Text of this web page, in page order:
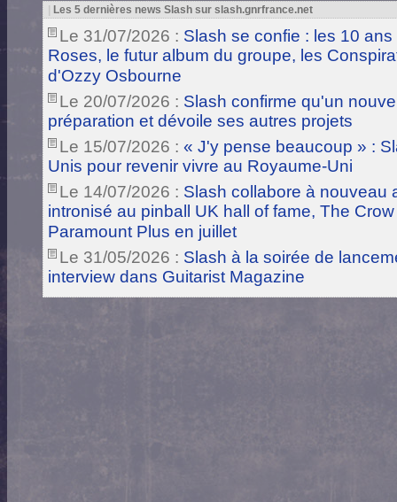
Les 5 dernières news Slash sur slash.gnrfrance.net
Le 31/07/2026 : Slash se confie : les 10
Roses, le futur album du groupe, les
d'Ozzy Osbourne
Le 20/07/2026 : Slash confirme qu'un
préparation et dévoile ses autres projets
Le 15/07/2026 : « J'y pense beaucoup » :
Unis pour revenir vivre au Royaume-Uni
Le 14/07/2026 : Slash collabore à nouveau
intronisé au pinball UK hall of fame, The
Paramount Plus en juillet
Le 31/05/2026 : Slash à la soirée de
interview dans Guitarist Magazine